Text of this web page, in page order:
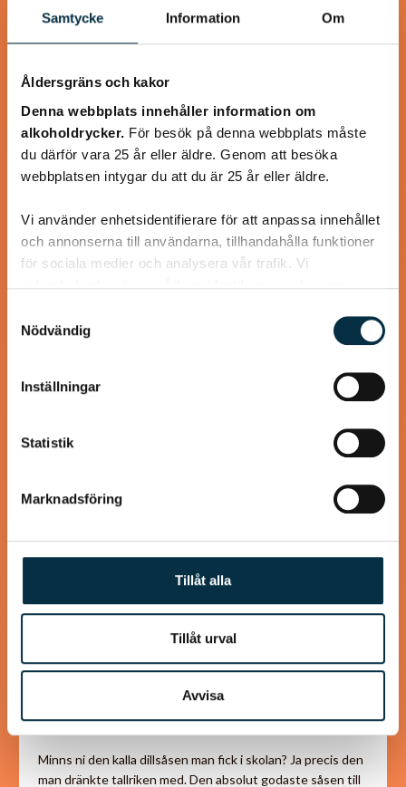
Samtycke Information Om
Åldersgräns och kakor
Denna webbplats innehåller information om
alkoholdrycker. För besök på denna webbplats måste
du därför vara 25 år eller äldre. Genom att besöka
webbplatsen intygar du att du är 25 år eller äldre.
Vi använder enhetsidentifierare för att anpassa innehållet
och annonserna till användarna, tillhandahålla funktioner
för sociala medier och analysera vår trafik. Vi
annons- och analysföretag som vi samarbetar med.
Dessa kan i sin tur kombinera informationen med annan
information som du har tillhandahållit eller som de har
samlat in när du har använt deras tjänster.
Nödvändig
Inställningar
Statistik
Marknadsföring
Tillåt alla
Tillåt urval
Avvisa
@mumsan
Paleo: Supergoda laxnuggets
Panerade i kokos, citron och gurkmeja, snabbt, enkelt och
gott!
@wallance
Stor skål kall dillsås (skolans
fisksås)
Minns ni den kalla dillsåsen man fick i skolan? Ja precis den
man dränkte tallriken med. Den absolut godaste såsen till